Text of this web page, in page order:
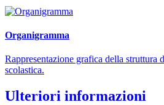
Organigramma
Rappresentazione grafica della struttura
scolastica.
Ulteriori informazioni